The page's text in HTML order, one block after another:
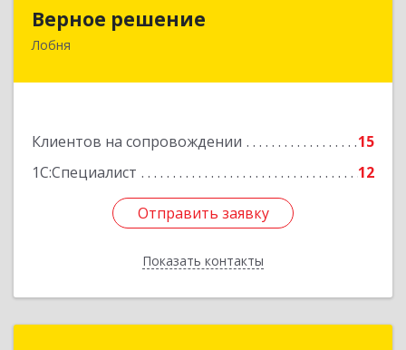
Верное решение
Лобня
Клиентов на сопровождении
15
1С:Специалист
12
Отправить заявку
Показать контакты
141730, Московская обл, Лобня г, Чехова ул,
Отправить заявку
Назад